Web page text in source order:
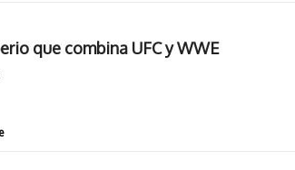
que combina UFC y WWE